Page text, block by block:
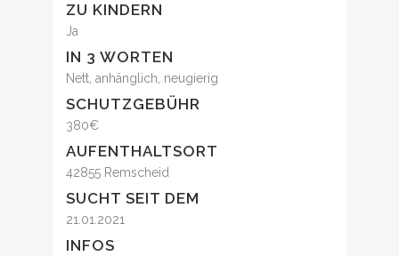
ZU KINDERN
Ja
IN 3 WORTEN
Nett, anhänglich, neugierig
SCHUTZGEBÜHR
380€
AUFENTHALTSORT
42855 Remscheid
SUCHT SEIT DEM
21.01.2021
INFOS